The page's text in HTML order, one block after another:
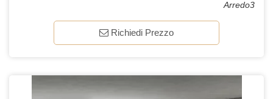
Arredo3
Richiedi Prezzo